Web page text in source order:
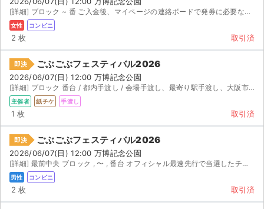
[詳細] ブロック ~ 番 ご入金後、マイページの連絡ボードで発券に必要な情報をお知らせし...
女性 コンビニ
2 枚 取引済
即決 ごぶごぶフェスティバル2026
2026/06/07(日) 12:00 万博記念公園
[詳細] ブロック 番台 / 都内手渡し / 会場手渡し、最寄り駅手渡し、大阪市内手渡し可能 ...
主催者 紙チケ 手渡し
1 枚 取引済
即決 ごぶごぶフェスティバル2026
2026/06/07(日) 12:00 万博記念公園
[詳細] 最前中央 ブロック , 〜 , 番台 オフィシャル最速先行で当選したチケットです。 予...
男性 コンビニ
2 枚 取引済